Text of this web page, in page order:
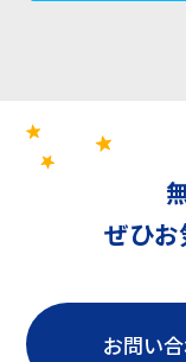
ぜひ
お問い